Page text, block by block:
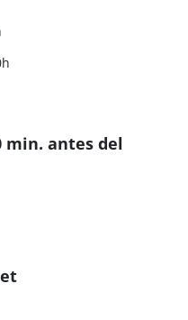
min. antes del